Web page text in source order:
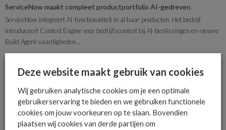
ServiceNow maakt compleet productportfolio AI-gedreven
ServiceNow integreert AI-functionaliteit in al haar producten. Het bedrijf
introduceert Context Engine voor bedrijfscontext bij AI-beslissingen en nieuwe
Build Agent-vaardigheden...
Deze website maakt gebruik van cookies
Wij gebruiken analytische cookies om je een optimale
gebruikerservaring te bieden en we gebruiken functionele
cookies om jouw voorkeuren op te slaan. Bovendien
plaatsen wij cookies van derde partijen om